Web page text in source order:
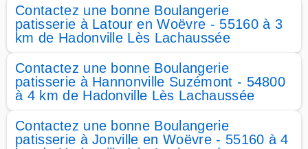
Contactez une bonne Boulangerie
patisserie à Latour en Woëvre - 55160 à 3
km de Hadonville Lès Lachaussée
Contactez une bonne Boulangerie
patisserie à Hannonville Suzémont - 54800
à 4 km de Hadonville Lès Lachaussée
Contactez une bonne Boulangerie
patisserie à Jonville en Woëvre - 55160 à 4